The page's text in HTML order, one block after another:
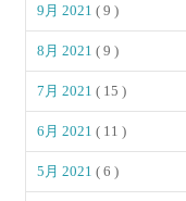
9月 2021( 9 )
8月 2021( 9 )
7月 2021( 15 )
6月 2021( 11 )
5月 2021( 6 )